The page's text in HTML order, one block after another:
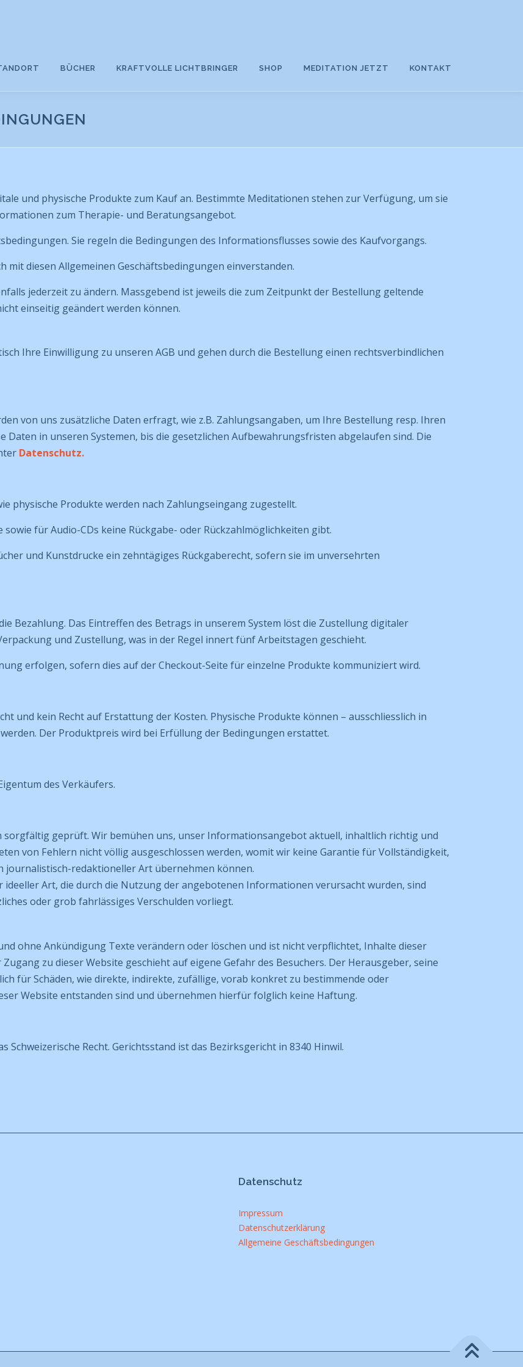
BÜCHER KRAFTVOLLE LICHTBRINGER SHOP MEDITATION JETZT KONTAKT
und physische Produkte zum Kauf an. Bestimmte Meditationen stehen zur Verfügung, um sie
zum Therapie- und Beratungsangebot.
Sie regeln die Bedingungen des Informationsflusses sowie des Kaufvorgangs.
mit diesen Allgemeinen Geschäftsbedingungen einverstanden.
jederzeit zu ändern. Massgebend ist jeweils die zum Zeitpunkt der Bestellung geltende
einseitig geändert werden können.
Ihre Einwilligung zu unseren AGB und gehen durch die Bestellung einen rechtsverbindlichen
von uns zusätzliche Daten erfragt, wie z.B. Zahlungsangaben, um Ihre Bestellung resp. Ihren
in unseren Systemen, bis die gesetzlichen Aufbewahrungsfristen abgelaufen sind. Die
Datenschutz.
physische Produkte werden nach Zahlungseingang zugestellt.
für Audio-CDs keine Rückgabe- oder Rückzahlmöglichkeiten gibt.
und Kunstdrucke ein zehntägiges Rückgaberecht, sofern sie im unversehrten
Bezahlung. Das Eintreffen des Betrags in unserem System löst die Zustellung digitaler
und Zustellung, was in der Regel innert fünf Arbeitstagen geschieht.
erfolgen, sofern dies auf der Checkout-Seite für einzelne Produkte kommuniziert wird.
und kein Recht auf Erstattung der Kosten. Physische Produkte können – ausschliesslich in
Der Produktpreis wird bei Erfüllung der Bedingungen erstattet.
des Verkäufers.
geprüft. Wir bemühen uns, unser Informationsangebot aktuell, inhaltlich richtig und
von Fehlern nicht völlig ausgeschlossen werden, womit wir keine Garantie für Vollständigkeit,
redaktioneller Art übernehmen können.
Art, die durch die Nutzung der angebotenen Informationen verursacht wurden, sind
oder grob fahrlässiges Verschulden vorliegt.
ohne Ankündigung Texte verändern oder löschen und ist nicht verpflichtet, Inhalte dieser
zu dieser Website geschieht auf eigene Gefahr des Besuchers. Der Herausgeber, seine
für Schäden, wie direkte, indirekte, zufällige, vorab konkret zu bestimmende oder
Website entstanden sind und übernehmen hierfür folglich keine Haftung.
Recht. Gerichtsstand ist das Bezirksgericht in 8340 Hinwil.
Datenschutz
Impressum
Datenschutzerklärung
Allgemeine Geschäftsbedingungen